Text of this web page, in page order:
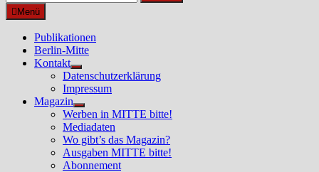
nach:Menü
Publikationen
Berlin-Mitte
Kontakt
Untermenü
anzeigen
Datenschutzerklärung
Impressum
Magazin
Untermenü
anzeigen
Werben in MITTE bitte!
Mediadaten
Wo gibt’s das Magazin?
Ausgaben MITTE bitte!
Abonnement